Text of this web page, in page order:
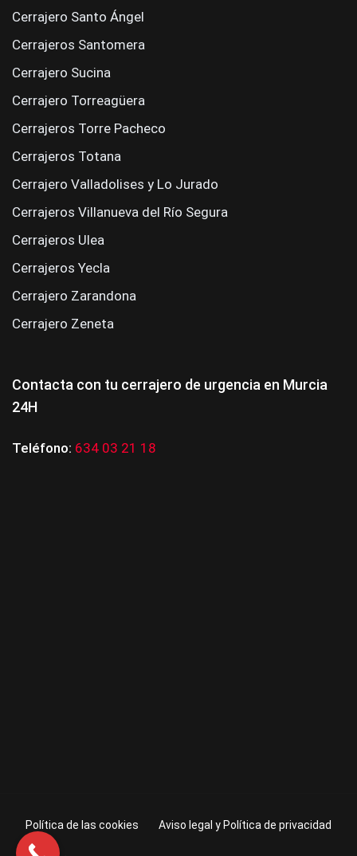
Cerrajero Santo Ángel
Cerrajeros Santomera
Cerrajero Sucina
Cerrajero Torreagüera
Cerrajeros Torre Pacheco
Cerrajeros Totana
Cerrajero Valladolises y Lo Jurado
Cerrajeros Villanueva del Río Segura
Cerrajeros Ulea
Cerrajeros Yecla
Cerrajero Zarandona
Cerrajero Zeneta
Contacta con tu cerrajero de urgencia en Murcia
24H
Teléfono: 634 03 21 18
Política de las cookies Aviso legal y Política de privacidad